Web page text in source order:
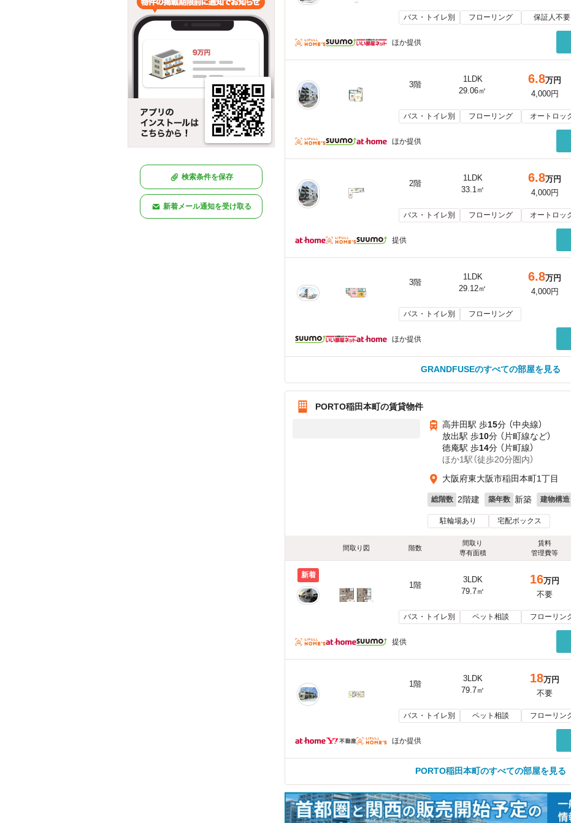
検索条件を保存
新着メール通知を受け取る
バス・トイレ別 フローリング 保証人不要
ほか提供
3階
1LDK
29.06㎡
6.8万円
4,000円
バス・トイレ別 フローリング オートロッ
ほか提供
2階
1LDK
33.1㎡
6.8万円
4,000円
バス・トイレ別 フローリング オートロッ
提供
3階
1LDK
29.12㎡
6.8万円
4,000円
バス・トイレ別 フローリング
ほか提供
GRANDFUSEのすべての部屋を見る
PORTO稲田本町の賃貸物件
高井田駅 歩15分 （中央線）
放出駅 歩10分 （片町線など）
徳庵駅 歩14分 （片町線）
ほか1駅（徒歩20分圏内）
大阪府東大阪市稲田本町1丁目
総階数 2階建 築年数 新築 建物構造
駐輪場あり 宅配ボックス
間取り図 階数
間取り
専有面積
賃料
管理費等
新着
1階
3LDK
79.7㎡
16万円
不要
バス・トイレ別 ペット相談 フローリン
提供
1階
3LDK
79.7㎡
18万円
不要
バス・トイレ別 ペット相談 フローリン
ほか提供
PORTO稲田本町のすべての部屋を見る